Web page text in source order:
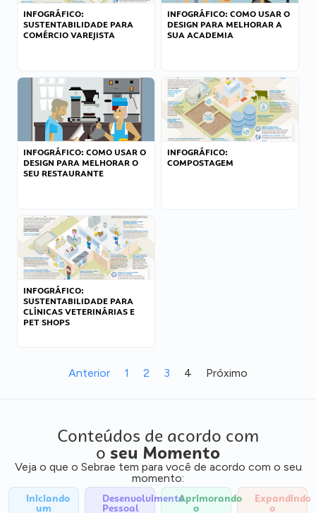
INFOGRÁFICO:
SUSTENTABILIDADE PARA
COMÉRCIO VAREJISTA
INFOGRÁFICO: COMO USAR O
DESIGN PARA MELHORAR A
SUA ACADEMIA
INFOGRÁFICO: COMO USAR O
DESIGN PARA MELHORAR O
SEU RESTAURANTE
INFOGRÁFICO:
COMPOSTAGEM
INFOGRÁFICO:
SUSTENTABILIDADE PARA
CLÍNICAS VETERINÁRIAS E
PET SHOPS
Anterior 1 2 3 4 Próximo
Conteúdos de acordo com
o seu Momento
Veja o que o Sebrae tem para você de acordo com o seu
momento:
Iniciando
um
Desenvolvimento
Pessoal
Aprimorando
o
Expandindo
o